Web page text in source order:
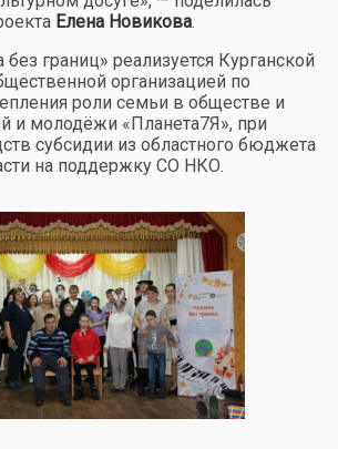
Елена Новикова.
границ» реализуется Курганской
организацией по
роли семьи в обществе и
и молодёжи «Планета7Я», при
субсидии из областного бюджета
на поддержку СО НКО.